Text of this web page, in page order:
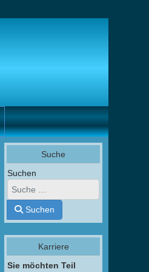
Suche
Suchen
Suchen
Karriere
Sie möchten Teil